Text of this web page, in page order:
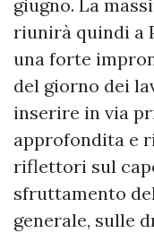
giugno. La
riunirà quindi a
una forte
del giorno dei
inserire in via
approfondita e
riflettori sul
sfruttamento
generale, sulle